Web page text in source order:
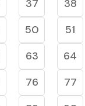
37
38
50
51
63
64
76
77